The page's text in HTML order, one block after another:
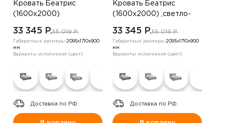
Кровать Беатрис
(1600х2000)
33 345 P.55 019 P.
Габаритные размеры:2095х1710х900
мм
Варианты исполнения (цвет):
Доставка по РФ.
Кровать Беатрис
(1600х2000) ,светло-
33 345 P.55 019 P.
Габаритные размеры:2095х1710х900
мм
Варианты исполнения (цвет):
Доставка по РФ.